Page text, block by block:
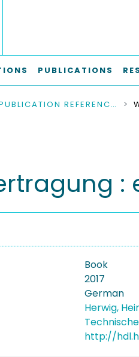
PUBLICATIONS
PUBLICATION REFERENCES
:
Book
2017
German
Herwig,
http://